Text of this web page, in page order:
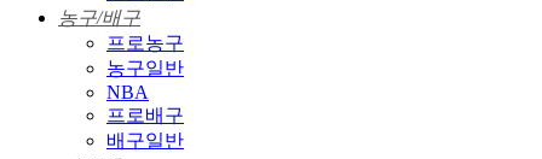
농구/배구
프로농구
농구일반
NBA
프로배구
배구일반